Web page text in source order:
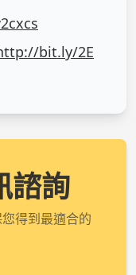
bit.ly/2E
諮詢
得到最適合的